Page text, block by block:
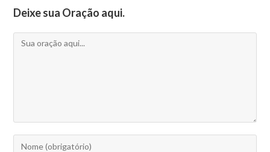
Deixe sua Oração aqui.